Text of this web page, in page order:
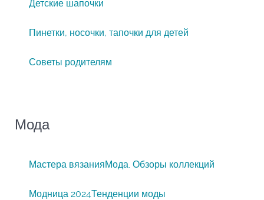
Детские шапочки
Пинетки, носочки, тапочки для детей
Советы родителям
Мода
Мастера вязанияМода. Обзоры коллекций
Модница 2024Тенденции моды